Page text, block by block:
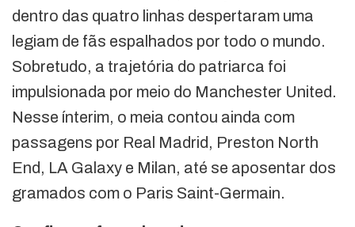
dentro das quatro linhas despertaram uma
legiam de fãs espalhados por todo o mundo.
Sobretudo, a trajetória do patriarca foi
impulsionada por meio do Manchester United.
Nesse ínterim, o meia contou ainda com
passagens por Real Madrid, Preston North
End, LA Galaxy e Milan, até se aposentar dos
gramados com o Paris Saint-Germain.